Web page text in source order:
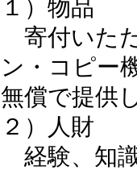
１）物品
寄付いた
ン・コピー
無償で提供
２）人財
経験、知